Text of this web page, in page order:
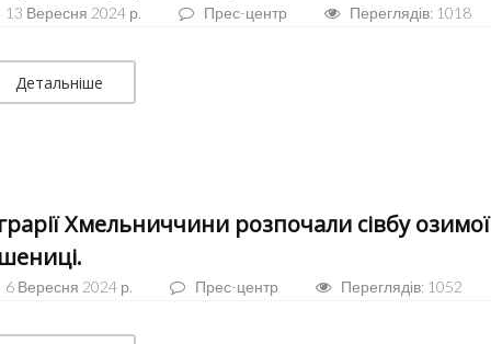
13 Вересня 2024 р. Прес-центр Переглядів: 1018
Детальніше
Хмельниччини розпочали сівбу озимої
6 Вересня 2024 р. Прес-центр Переглядів: 1052